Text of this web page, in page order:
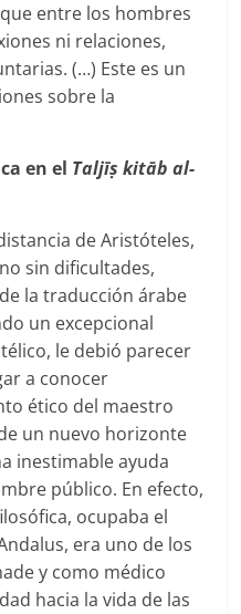
entre los hombres
ni relaciones,
(…) Este es un
sobre la
en el Taljīṣ kitāb al-
de Aristóteles,
sin dificultades,
la traducción árabe
un excepcional
le debió parecer
a conocer
ético del maestro
un nuevo horizonte
inestimable ayuda
público. En efecto,
ocupaba el
era uno de los
y como médico
hacia la vida de las